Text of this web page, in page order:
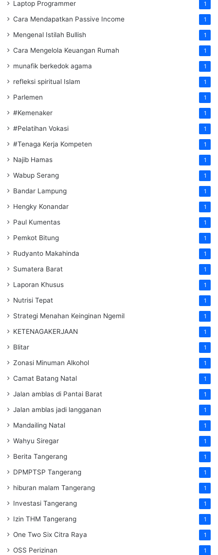
Laptop Programmer 1
Cara Mendapatkan Passive Income 1
Mengenal Istilah Bullish 1
Cara Mengelola Keuangan Rumah 1
munafik berkedok agama 1
refleksi spiritual Islam 1
Parlemen 1
#Kemenaker 1
#Pelatihan Vokasi 1
#Tenaga Kerja Kompeten 1
Najib Hamas 1
Wabup Serang 1
Bandar Lampung 1
Hengky Konandar 1
Paul Kumentas 1
Pemkot Bitung 1
Rudyanto Makahinda 1
Sumatera Barat 1
Laporan Khusus 1
Nutrisi Tepat 1
Strategi Menahan Keinginan Ngemil 1
KETENAGAKERJAAN 1
Blitar 1
Zonasi Minuman Alkohol 1
Camat Batang Natal 1
Jalan amblas di Pantai Barat 1
Jalan amblas jadi langganan 1
Mandailing Natal 1
Wahyu Siregar 1
Berita Tangerang 1
DPMPTSP Tangerang 1
hiburan malam Tangerang 1
Investasi Tangerang 1
Izin THM Tangerang 1
One Two Six Citra Raya 1
OSS Perizinan 1